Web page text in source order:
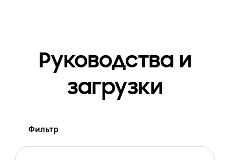
Руководства и
загрузки
Фильтр